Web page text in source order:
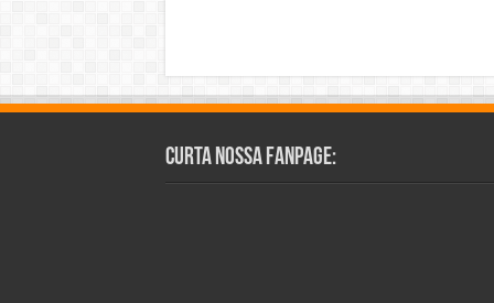
Curta Nossa Fanpage: